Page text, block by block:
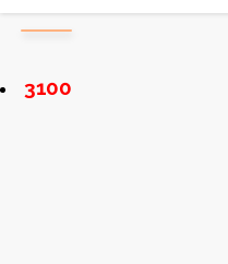
3100